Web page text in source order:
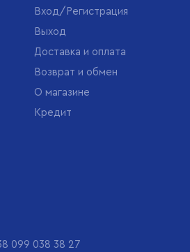
Вход/Регистрация
Выход
Доставка и оплата
Возврат и обмен
О магазине
Кредит
099 038 38 27